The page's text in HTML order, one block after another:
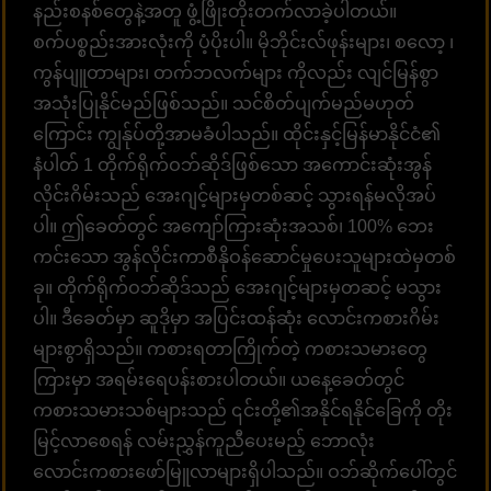
နည်းစနစ်တွေနဲ့အတူ ဖွံ့ဖြိုးတိုးတက်လာခဲ့ပါတယ်။
စက်ပစ္စည်းအားလုံးကို ပံ့ပိုးပါ။ မိုဘိုင်းလ်ဖုန်းများ၊ စလော့ ၊
ကွန်ပျူတာများ၊ တက်ဘလက်များ ကိုလည်း လျင်မြန်စွာ
အသုံးပြုနိုင်မည်ဖြစ်သည်။ သင်စိတ်ပျက်မည်မဟုတ်
ကြောင်း ကျွန်ုပ်တို့အာမခံပါသည်။ ထိုင်းနှင့်မြန်မာနိုင်ငံ၏
နံပါတ် 1 တိုက်ရိုက်ဝဘ်ဆိုဒ်ဖြစ်သော အကောင်းဆုံးအွန်
လိုင်းဂိမ်းသည် အေးဂျင့်များမှတစ်ဆင့် သွားရန်မလိုအပ်
ပါ။ ဤခေတ်တွင် အကျော်ကြားဆုံးအသစ်၊ 100% ဘေး
ကင်းသော အွန်လိုင်းကာစီနိုဝန်ဆောင်မှုပေးသူများထဲမှတစ်
ခု။ တိုက်ရိုက်ဝဘ်ဆိုဒ်သည် အေးဂျင့်များမှတဆင့် မသွား
ပါ။ ဒီခေတ်မှာ ဆူဒိုမှာ အပြင်းထန်ဆုံး လောင်းကစားဂိမ်း
များစွာရှိသည်။ ကစားရတာကြိုက်တဲ့ ကစားသမားတွေ
ကြားမှာ အရမ်းရေပန်းစားပါတယ်။ ယနေ့ခေတ်တွင်
ကစားသမားသစ်များသည် ၎င်းတို့၏အနိုင်ရနိုင်ခြေကို တိုး
မြင့်လာစေရန် လမ်းညွှန်ကူညီပေးမည့် ဘောလုံး
လောင်းကစားဖော်မြူလာများရှိပါသည်။ ဝဘ်ဆိုက်ပေါ်တွင်